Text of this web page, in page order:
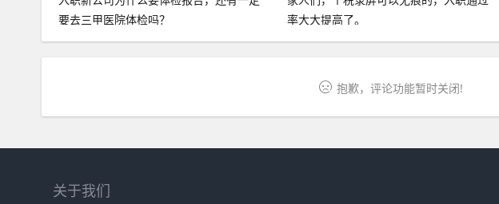
要去三甲医院体检吗？
率大大提高了。
抱歉，评论功能暂时关闭!
关于我们